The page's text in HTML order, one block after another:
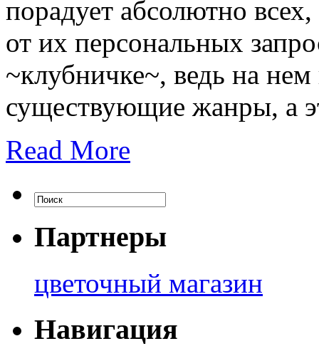
порадует абсолютно
от их персональных
~клубничке~, ведь на нем
существующие жанры, а
Read More
Партнеры
цветочный магазин
Навигация